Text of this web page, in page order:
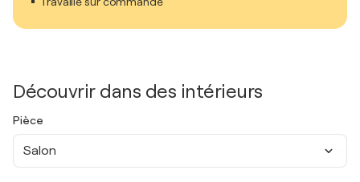
Découvrir dans des intérieurs
Pièce
Salon